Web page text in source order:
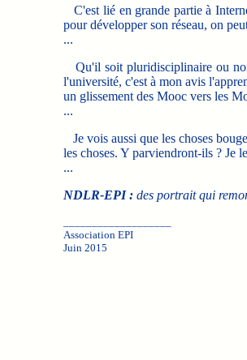
C'est lié en grande partie à
pour développer son réseau, on
...
Qu'il soit pluridisciplinaire ou
l'université, c'est à mon avis
un glissement des Mooc vers les
...
Je vois aussi que les choses
les choses. Y parviendront-ils ? Je
...
NDLR-EPI :des portrait qui
Association EPI
Juin 2015